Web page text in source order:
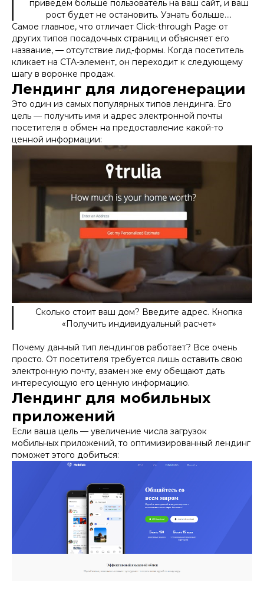
приведем больше пользователь на ваш сайт, и ваш
рост будет не остановить. Узнать больше….
Самое главное, что отличает Click-through Page от
других типов посадочных страниц и объясняет его
название, — отсутствие лид-формы. Когда посетитель
кликает на CTA-элемент, он переходит к следующему
шагу в воронке продаж.
Лендинг для лидогенерации
Это один из самых популярных типов лендинга. Его
цель — получить имя и адрес электронной почты
посетителя в обмен на предоставление какой-то
ценной информации:
Сколько стоит ваш дом? Введите адрес. Кнопка
«Получить индивидуальный расчет»
Почему данный тип лендингов работает? Все очень
просто. От посетителя требуется лишь оставить свою
электронную почту, взамен же ему обещают дать
интересующую его ценную информацию.
Лендинг для мобильных
приложений
Если ваша цель — увеличение числа загрузок
мобильных приложений, то оптимизированный лендинг
поможет этого добиться: